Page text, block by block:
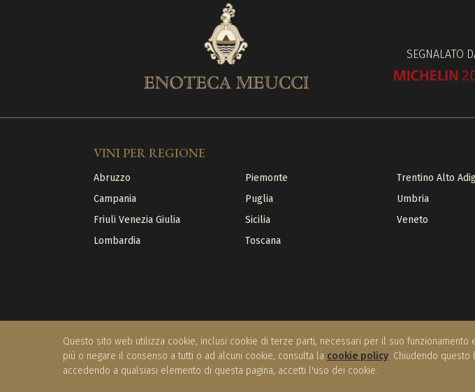
Questo sito web utilizza cookie, inclusi cookie di terze parti, necessari per il suo
più o negare il consenso a tutti o ad alcuni cookie, consulta la cookie policy. Chiudendo
accedendo a qualsiasi elemento di questa pagina, accetti l'uso dei cookie.
SEGNALATO
VINI PER REGIONE
Abruzzo
Campania
Friuli Venezia Giulia
Lombardia
Piemonte
Puglia
Sicilia
Toscana
Trentino Alto
Umbria
Veneto
©2026 Borgo Riccio Srl - 02059150512| Privacy Policy |Cookie Policy